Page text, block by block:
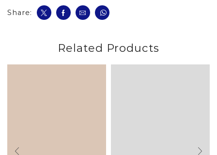
Share:
Related Products